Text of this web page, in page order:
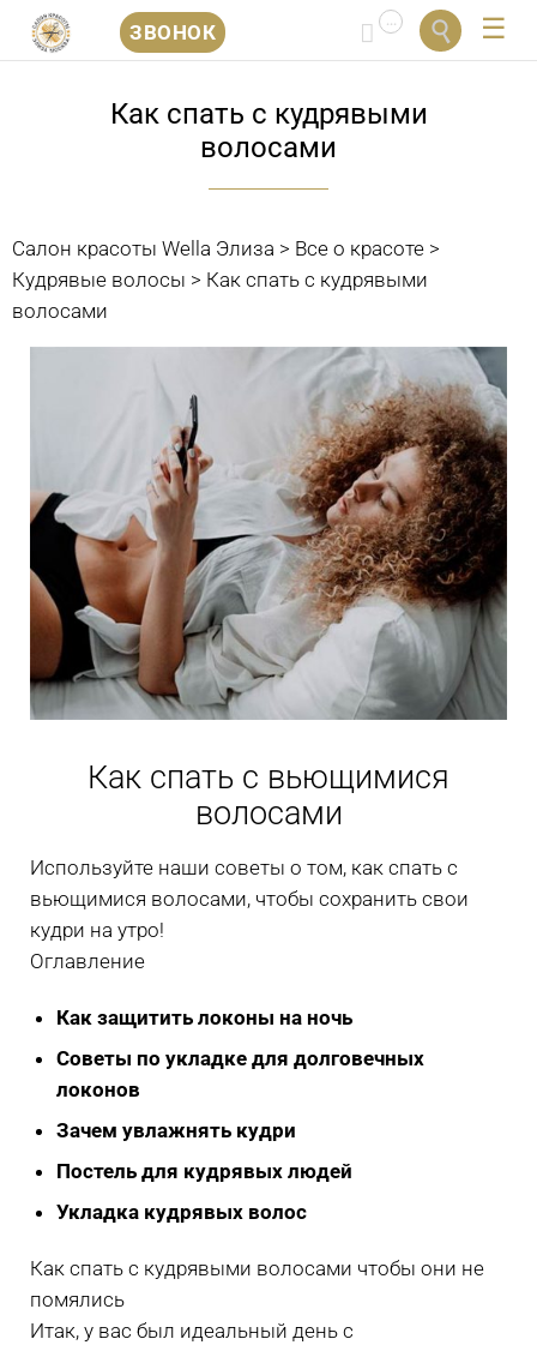
ЗВОНОК  
Как спать с кудрявыми
волосами
Салон красоты Wella Элиза > Все о красоте >
Кудрявые волосы > Как спать с кудрявыми
волосами
Как спать с вьющимися
волосами
Используйте наши советы о том, как спать с
вьющимися волосами, чтобы сохранить свои
кудри на утро!
Оглавление
Как защитить локоны на ночь
Советы по укладке для долговечных
локонов
Зачем увлажнять кудри
Постель для кудрявых людей
Укладка кудрявых волос
Как спать с кудрявыми волосами чтобы они не
помялись
Итак, у вас был идеальный день с